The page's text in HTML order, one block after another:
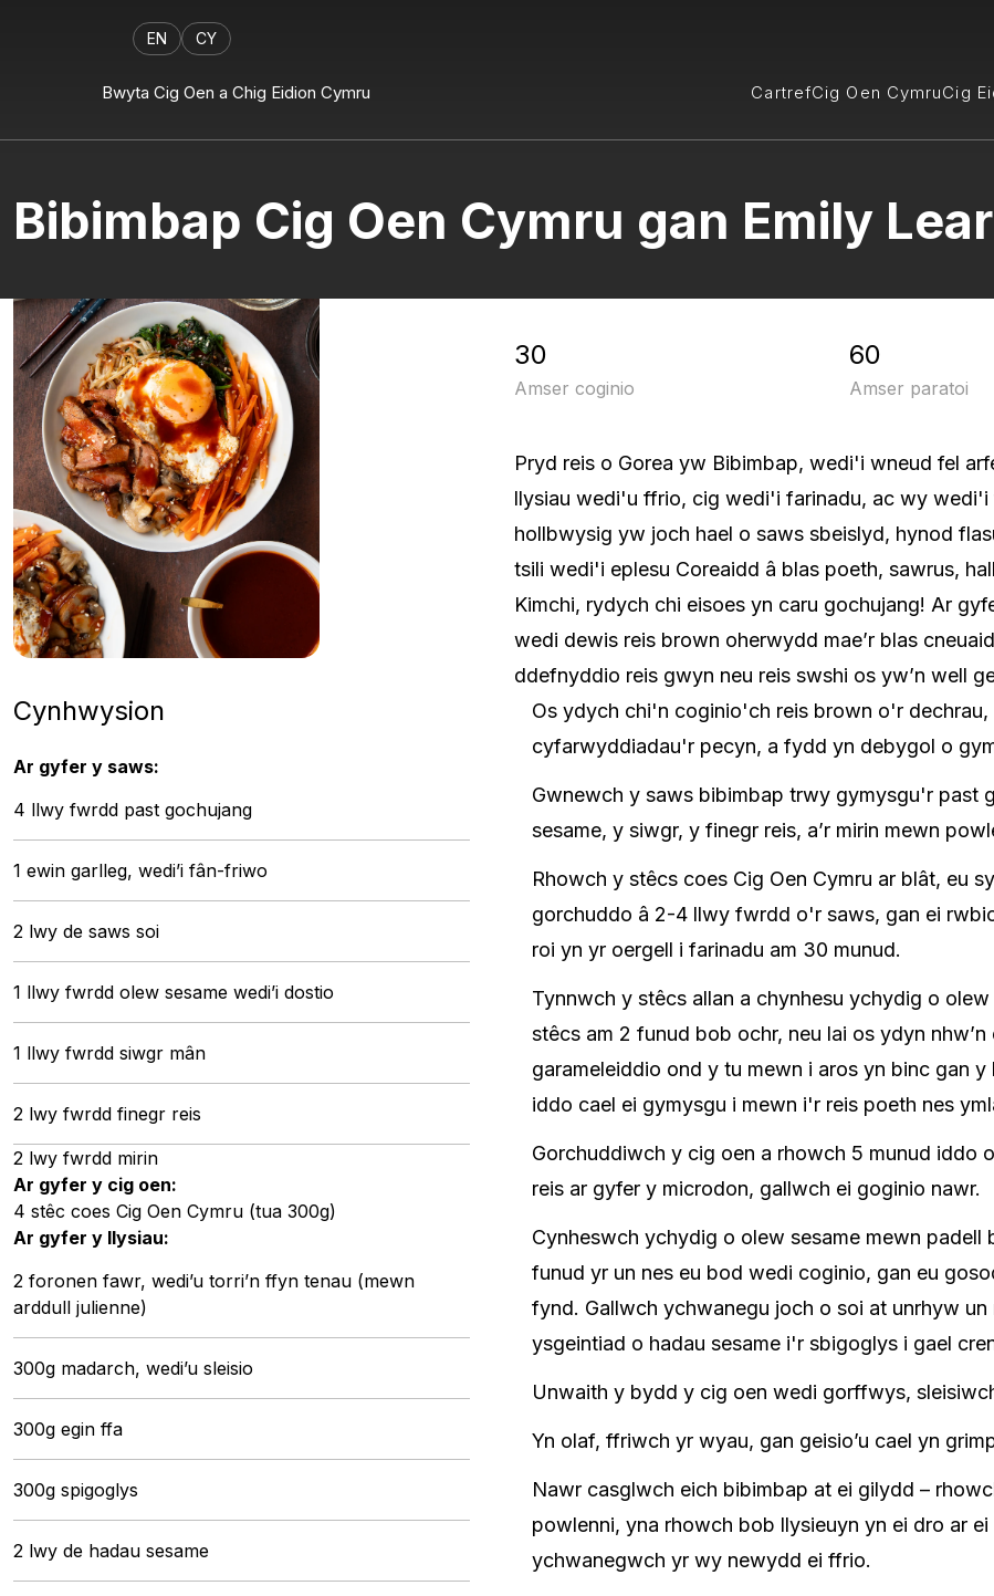
EN CY
Bwyta Cig Oen a Chig Eidion Cymru CartrefCig Oen CymruCig
Bibimbap Cig Oen Cymru gan Emily
Cynhwysion
Ar gyfer y saws:
4 llwy fwrdd past gochujang
1 ewin garlleg, wedi’i fân-friwo
2 lwy de saws soi
1 llwy fwrdd olew sesame wedi’i dostio
1 llwy fwrdd siwgr mân
2 lwy fwrdd finegr reis
2 lwy fwrdd mirin
Ar gyfer y cig oen:
4 stêc coes Cig Oen Cymru (tua 300g)
Ar gyfer y llysiau:
2 foronen fawr, wedi’u torri’n ffyn tenau (mewn
arddull julienne)
300g madarch, wedi’u sleisio
300g egin ffa
300g spigoglys
2 lwy de hadau sesame
30
Amser coginio
60
Amser paratoi
Pryd reis o Gorea yw Bibimbap, wedi'i wneud fel
llysiau wedi'u ffrio, cig wedi'i farinadu, ac wy
hollbwysig yw joch hael o saws sbeislyd, hynod
tsili wedi'i eplesu Coreaidd â blas poeth, sawrus,
Kimchi, rydych chi eisoes yn caru gochujang! Ar
wedi dewis reis brown oherwydd mae’r blas
ddefnyddio reis gwyn neu reis swshi os yw’n well
Os ydych chi'n coginio'ch reis brown o'r
cyfarwyddiadau'r pecyn, a fydd yn debygol o
Gwnewch y saws bibimbap trwy gymysgu'r past
sesame, y siwgr, y finegr reis, a’r mirin mewn
Rhowch y stêcs coes Cig Oen Cymru ar blât, eu
gorchuddo â 2-4 llwy fwrdd o'r saws, gan ei
roi yn yr oergell i farinadu am 30 munud.
Tynnwch y stêcs allan a chynhesu ychydig o
stêcs am 2 funud bob ochr, neu lai os ydyn
garameleiddio ond y tu mewn i aros yn binc gan
iddo cael ei gymysgu i mewn i'r reis poeth nes
Gorchuddiwch y cig oen a rhowch 5 munud
reis ar gyfer y microdon, gallwch ei goginio nawr.
Cynheswch ychydig o olew sesame mewn padell
funud yr un nes eu bod wedi coginio, gan eu
fynd. Gallwch ychwanegu joch o soi at unrhyw
ysgeintiad o hadau sesame i'r sbigoglys i gael
Unwaith y bydd y cig oen wedi gorffwys,
Yn olaf, ffriwch yr wyau, gan geisio’u cael yn
Nawr casglwch eich bibimbap at ei gilydd –
powlenni, yna rhowch bob llysieuyn yn ei dro ar
ychwanegwch yr wy newydd ei ffrio.